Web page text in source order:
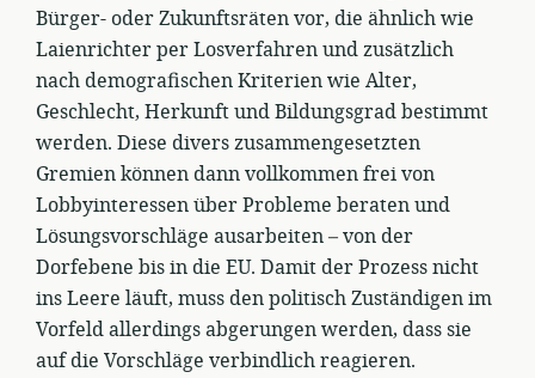
Bürger- oder Zukunftsräten vor, die ähnlich wie
Laienrichter per Losverfahren und zusätzlich
nach demografischen Kriterien wie Alter,
Geschlecht, Herkunft und Bildungsgrad bestimmt
werden. Diese divers zusammengesetzten
Gremien können dann vollkommen frei von
Lobbyinteressen über Probleme beraten und
Lösungsvorschläge ausarbeiten – von der
Dorfebene bis in die EU. Damit der Prozess nicht
ins Leere läuft, muss den politisch Zuständigen im
Vorfeld allerdings abgerungen werden, dass sie
auf die Vorschläge verbindlich reagieren.